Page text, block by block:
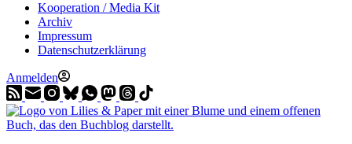
Kooperation / Media Kit
Archiv
Impressum
Datenschutzerklärung
Anmelden